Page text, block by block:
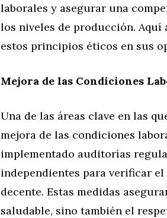
laborales y asegurar una
los niveles de producción. Aquí
estos principios éticos en sus
Mejora de las Condiciones
Una de las áreas clave en las
mejora de las condiciones
implementado auditorías
independientes para verificar
decente. Estas medidas
saludable, sino también el